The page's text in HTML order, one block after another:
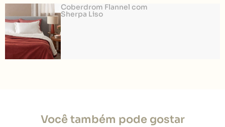
Coberdrom Flannel com
Sherpa Liso
Você também pode gostar